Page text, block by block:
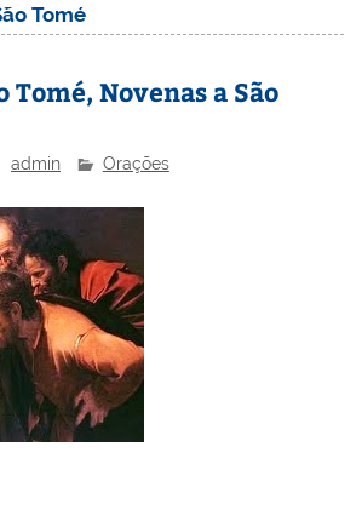
Tomé
Tomé, Novenas a São
admin Orações